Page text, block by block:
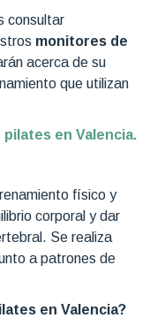
consultar
monitores de
acerca de su
que utilizan
en Valencia.
físico y
corporal y dar
Se realiza
a patrones de
en Valencia?